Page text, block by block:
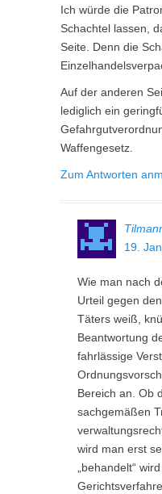
Ich würde die
Schachtel lassen,
Seite. Denn die
Auf der anderen
lediglich ein
Waffengesetz.
Zum Antworten
19.
Wie man nach
Urteil gegen
Täters weiß,
Beantwortung
fahrlässige
Bereich an. Ob
sachgemäßen
wird man erst
„behandelt“